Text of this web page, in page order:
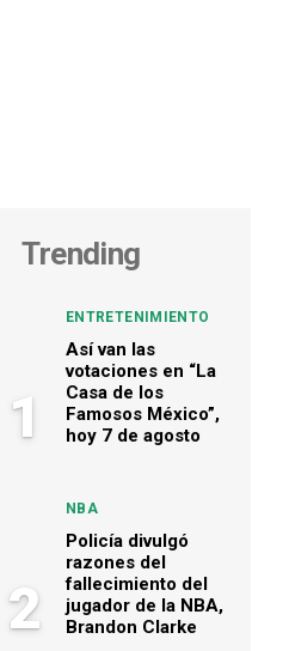
Trending
1
ENTRETENIMIENTO
Así van las
votaciones en “La
Casa de los
Famosos México”,
hoy 7 de agosto
2
NBA
Policía divulgó
razones del
fallecimiento del
jugador de la NBA,
Brandon Clarke